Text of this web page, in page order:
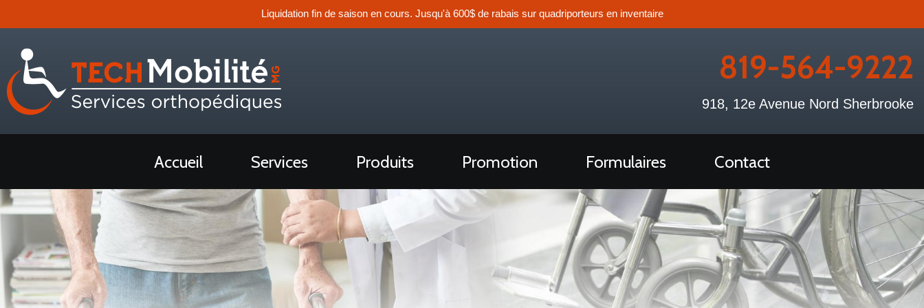
Liquidation fin de saison en cours. Jusqu'à 600$ de rabais sur quadriporteurs en inventaire
819-564-9222
918, 12e Avenue Nord Sherbrooke
Accueil Services Produits Promotion Formulaires Contact